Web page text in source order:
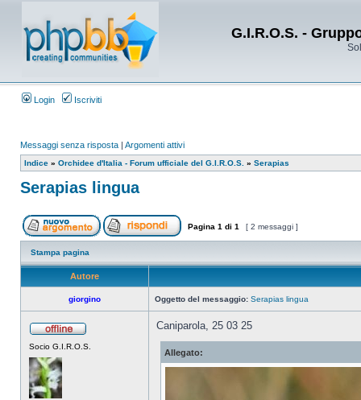
G.I.R.O.S. -
Login Iscriviti
Messaggi senza risposta | Argomenti attivi
Indice » Orchidee d'Italia - Forum ufficiale del G.I.R.O.S. » Serapias
Serapias lingua
Pagina 1 di 1 [ 2 messaggi ]
Stampa pagina
Autore
giorgino Oggetto del messaggio: Serapias lingua
Socio G.I.R.O.S.
Caniparola, 25 03 25
Allegato: